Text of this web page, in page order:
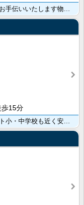
歩15分